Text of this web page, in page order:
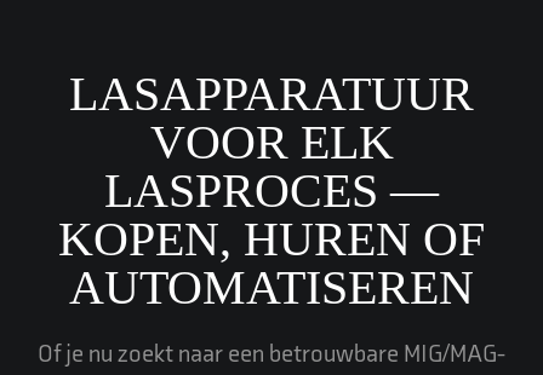
LASAPPARATUUR
VOOR ELK
LASPROCES —
KOPEN, HUREN OF
AUTOMATISEREN
Of je nu zoekt naar een betrouwbare MIG/MAG-